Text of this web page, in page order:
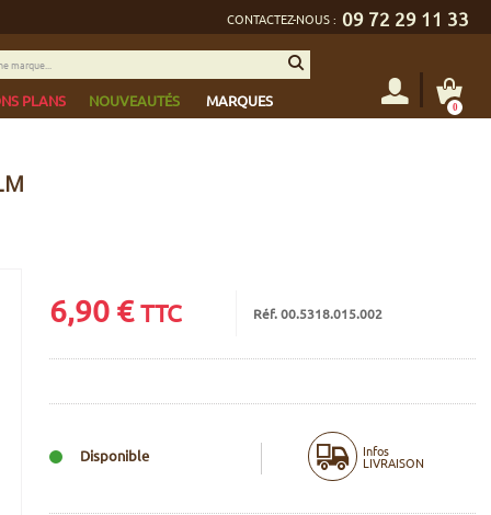
CONTACTEZ-NOUS : 09 72 29 11 33
PLANS NOUVEAUTÉS MARQUES 0
6,90€ TTC Réf. 00.5318.015.002
Disponible Infos
LIVRAISON